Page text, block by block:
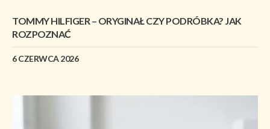
TOMMY HILFIGER – ORYGINAŁ CZY PODRÓBKA? JAK
ROZPOZNAĆ
6 CZERWCA 2026